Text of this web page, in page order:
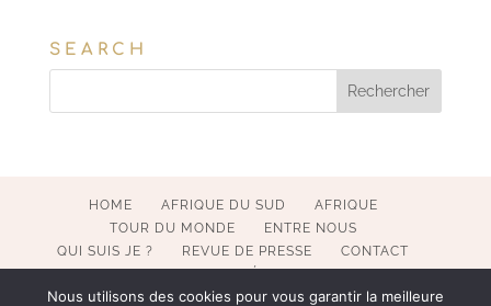
SEARCH
HOME AFRIQUE DU SUD
AFRIQUE
TOUR DU MONDE
ENTRE NOUS
QUI SUIS JE ?
REVUE DE PRESSE
CONTACT
Nous utilisons des cookies pour vous garantir la meilleure